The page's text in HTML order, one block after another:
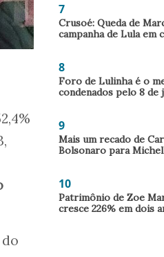
7
Crusoé: Queda de
campanha de Lula em
8
Foro de Lulinha é o
condenados pelo 8 de
9
Mais um recado de
Bolsonaro para
10
Patrimônio de Zoe
cresce 226% em dois